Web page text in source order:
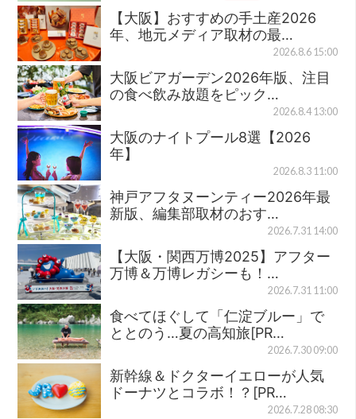
【大阪】おすすめの手土産2026
年、地元メディア取材の最…
2026.8.6 15:00
大阪ビアガーデン2026年版、注目
の食べ飲み放題をピック…
2026.8.4 13:00
大阪のナイトプール8選【2026
年】
2026.8.3 11:00
神戸アフタヌーンティー2026年最
新版、編集部取材のおす…
2026.7.31 14:00
【大阪・関西万博2025】アフター
万博＆万博レガシーも！…
2026.7.31 11:00
食べてほぐして「仁淀ブルー」で
ととのう…夏の高知旅[PR…
2026.7.30 09:00
新幹線＆ドクターイエローが人気
ドーナツとコラボ！？[PR…
2026.7.28 08:30